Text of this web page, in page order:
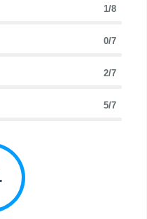
1/8
0/7
2/7
5/7